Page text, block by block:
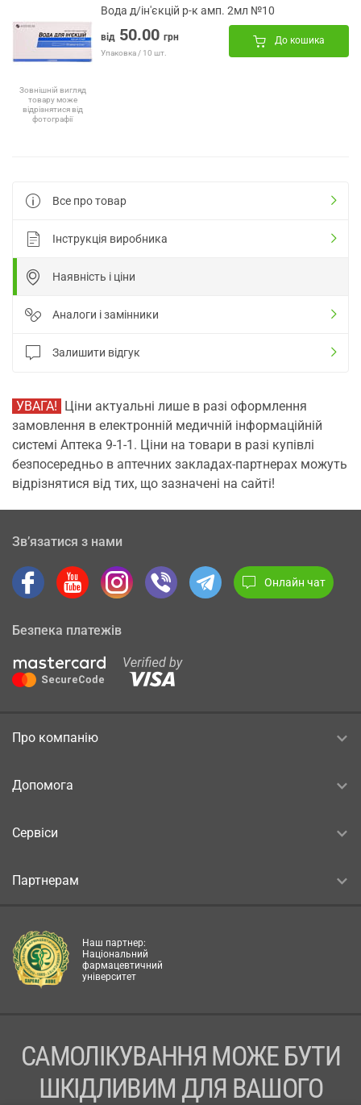
Зовнішній вигляд
товару може
відрізнятися від
фотографії
Вода д/ін'єкцій р-к амп. 2мл №10
від 50.00 грн
Упаковка / 10 шт.
До кошика
Все про товар
Інструкція виробника
Наявність і ціни
Аналоги і замінники
Залишити відгук
УВАГА! Ціни актуальні лише в разі оформлення
замовлення в електронній медичній інформаційній
системі Аптека 9-1-1. Ціни на товари в разі купівлі
безпосередньо в аптечних закладах-партнерах можуть
відрізнятися від тих, що зазначені на сайті!
Зв’язатися з нами
Онлайн чат
Безпека платежів
Про компанію
Допомога
Сервіси
Партнерам
Наш партнер:
Національний
фармацевтичний
університет
САМОЛІКУВАННЯ МОЖЕ БУТИ
ШКІДЛИВИМ ДЛЯ ВАШОГО